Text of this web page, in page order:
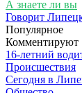
А знаете ли вы
Говорит
Популярное
Комментируют
16-летний
Происшествия
Сегодня в